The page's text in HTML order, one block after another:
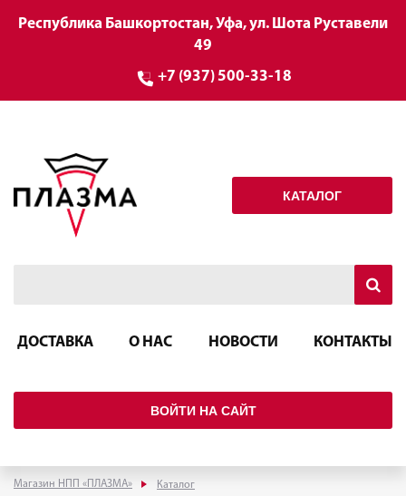
Республика Башкортостан, Уфа, ул. Шота Руставели
49
+7 (937) 500-33-18
КАТАЛОГ
ДОСТАВКА О НАС НОВОСТИ КОНТАКТЫ
ВОЙТИ НА САЙТ
Магазин НПП «ПЛАЗМА»
Каталог